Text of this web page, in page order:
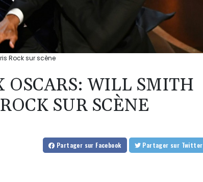
Rock sur scène
OSCARS: WILL SMITH
SUR SCÈNE
Partager sur Facebook Partager sur Twitter